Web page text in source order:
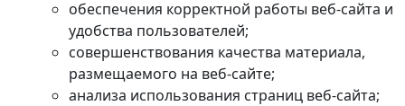
обеспечения корректной работы веб-сайта и
удобства пользователей;
совершенствования качества материала,
размещаемого на веб-сайте;
анализа использования страниц веб-сайта;